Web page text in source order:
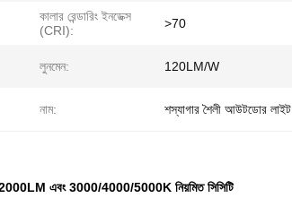
কালার রেন্ডারিং ইনডেক্স
(CRI):
>70
লুনমেন: 120LM/W
নাম: শস্যাগার শৈলী আউটডোর লাইট
এবং 3000/4000/5000K নিয়মিত সিসিটি